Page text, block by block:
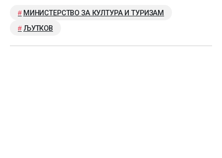
МИНИСТЕРСТВО ЗА КУЛТУРА И ТУРИЗАМ
ЉУТКОВ